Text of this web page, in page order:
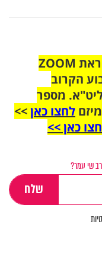
הצטרפו לקבוצת הוואטסאפ לקראת ZOOM
הקרוב
מספר
לחצו כאן>>
כאן >>
שי עמר?